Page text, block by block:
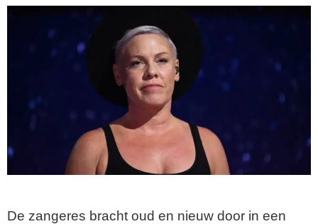
De zangeres bracht oud en nieuw door in een